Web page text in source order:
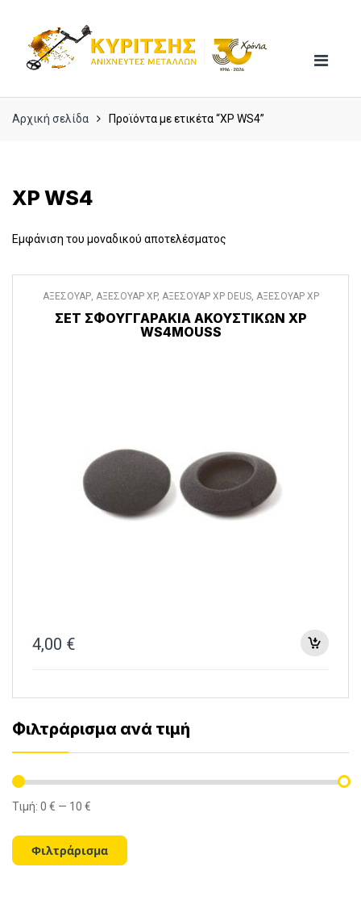
navigation
content
Αρχική σελίδα Προϊόντα με ετικέτα “XP WS4”
XP WS4
Εμφάνιση του μοναδικού αποτελέσματος
ΑΞΕΣΟΥΑΡ, ΑΞΕΣΟΥΑΡ XP, ΑΞΕΣΟΥΑΡ XP DEUS, ΑΞΕΣΟΥΑΡ XP
ΣΕΤ ΣΦΟΥΓΓΑΡΆΚΙΑ ΑΚΟΥΣΤΙΚΏΝ XP
WS4MOUSS
4,00 €
Φιλτράρισμα ανά τιμή
Ελάχιστη
Μέγιστη
Φιλτράρισμα
Τιμή: 0 € — 10 €